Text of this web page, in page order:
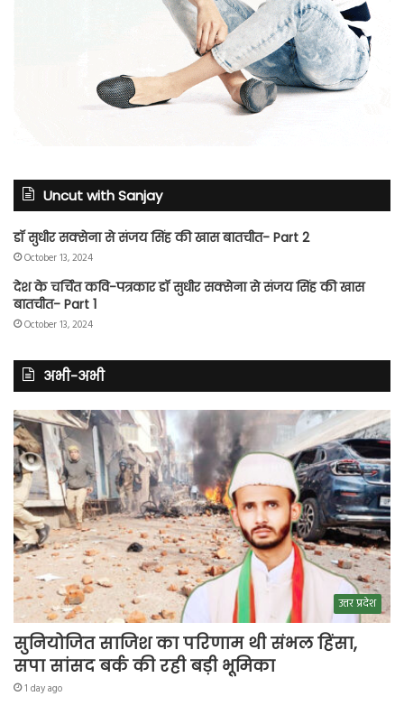
Uncut with Sanjay
डॉ सुधीर सक्सेना से संजय सिंह की खास बातचीत- Part 2
October 13, 2024
देश के चर्चित कवि-पत्रकार डॉ सुधीर सक्सेना से संजय सिंह की खास
बातचीत- Part 1
October 13, 2024
अभी-अभी
उत्तर प्रदेश
सुनियोजित साजिश का परिणाम थी संभल हिंसा,
सपा सांसद बर्क की रही बड़ी भूमिका
1 day ago